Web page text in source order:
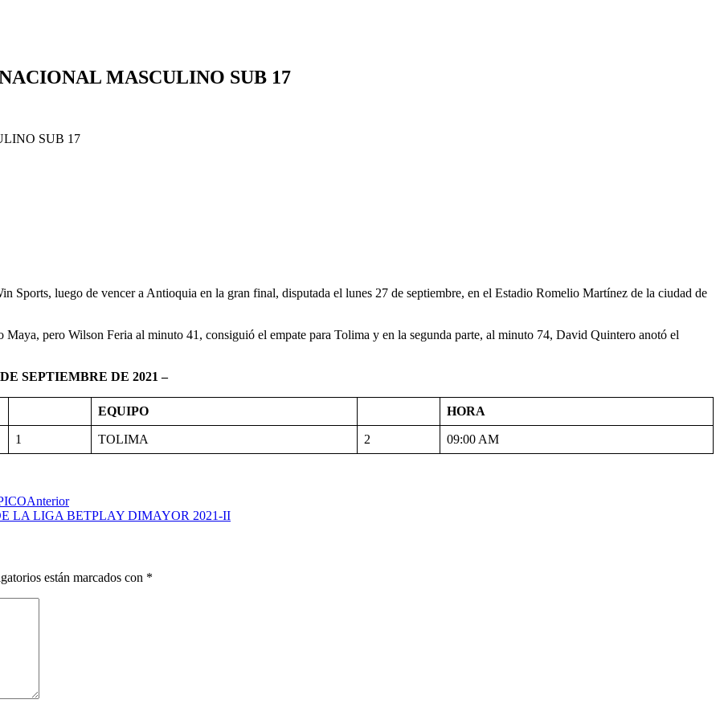
MASCULINO SUB 17
Sports, luego de vencer a Antioquia en la gran final, disputada el lunes 27 de septiembre, en el Estadio Romelio Martínez de la ciudad de
pero Wilson Feria al minuto 41, consiguió el empate para Tolima y en la segunda parte, al minuto 74, David Quintero anotó el
SEPTIEMBRE DE 2021 –
EQUIPO HORA
1 TOLIMA 2 09:00 AM
Anterior
LA LIGA BETPLAY DIMAYOR 2021-II
están marcados con *